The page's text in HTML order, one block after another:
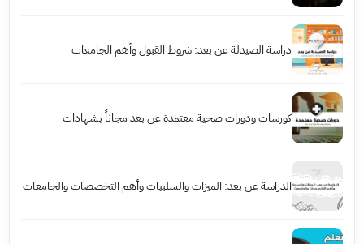
دراسة الصيدلة عن بعد: شروط القبول وأهم الجامعات
كورسات ودورات صحية معتمدة عن بعد مجاناً بشهادات
الدراسة عن بعد: الميزات والسلبيات وأهم التخصصات والجامعات